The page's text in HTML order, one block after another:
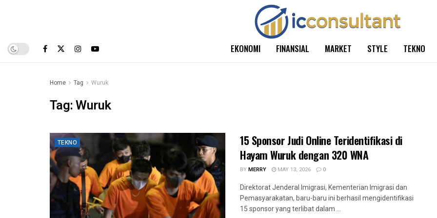
EKONOMI FINANSIAL MARKET STYLE TEKNO
Home Tag Wuruk
Tag:Wuruk
TEKNO
15 Sponsor Judi Online Teridentifikasi di
Hayam Wuruk dengan 320 WNA
BYMERRY MAY 13, 2026 0
Direktorat Jenderal Imigrasi, Kementerian Imigrasi dan
Pemasyarakatan, baru-baru ini berhasil mengidentifikasi
15 sponsor yang terlibat dalam ...